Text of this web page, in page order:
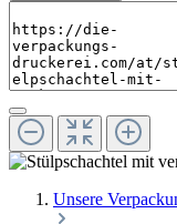
Unsere